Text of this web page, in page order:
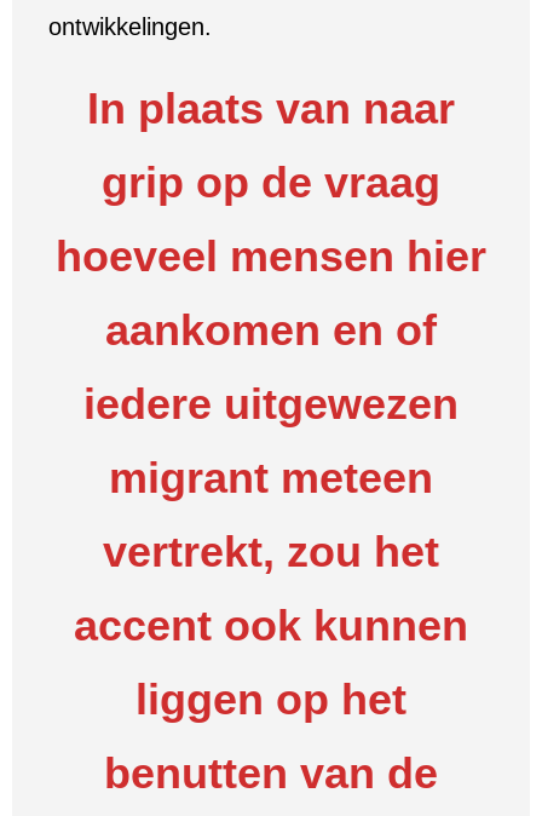
ontwikkelingen.
In plaats van naar
grip op de vraag
hoeveel mensen hier
aankomen en of
iedere uitgewezen
migrant meteen
vertrekt, zou het
accent ook kunnen
liggen op het
benutten van de